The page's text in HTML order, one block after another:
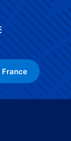
France